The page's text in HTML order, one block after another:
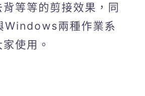
等等的剪接效果，同
Windows兩種作業系
使用。